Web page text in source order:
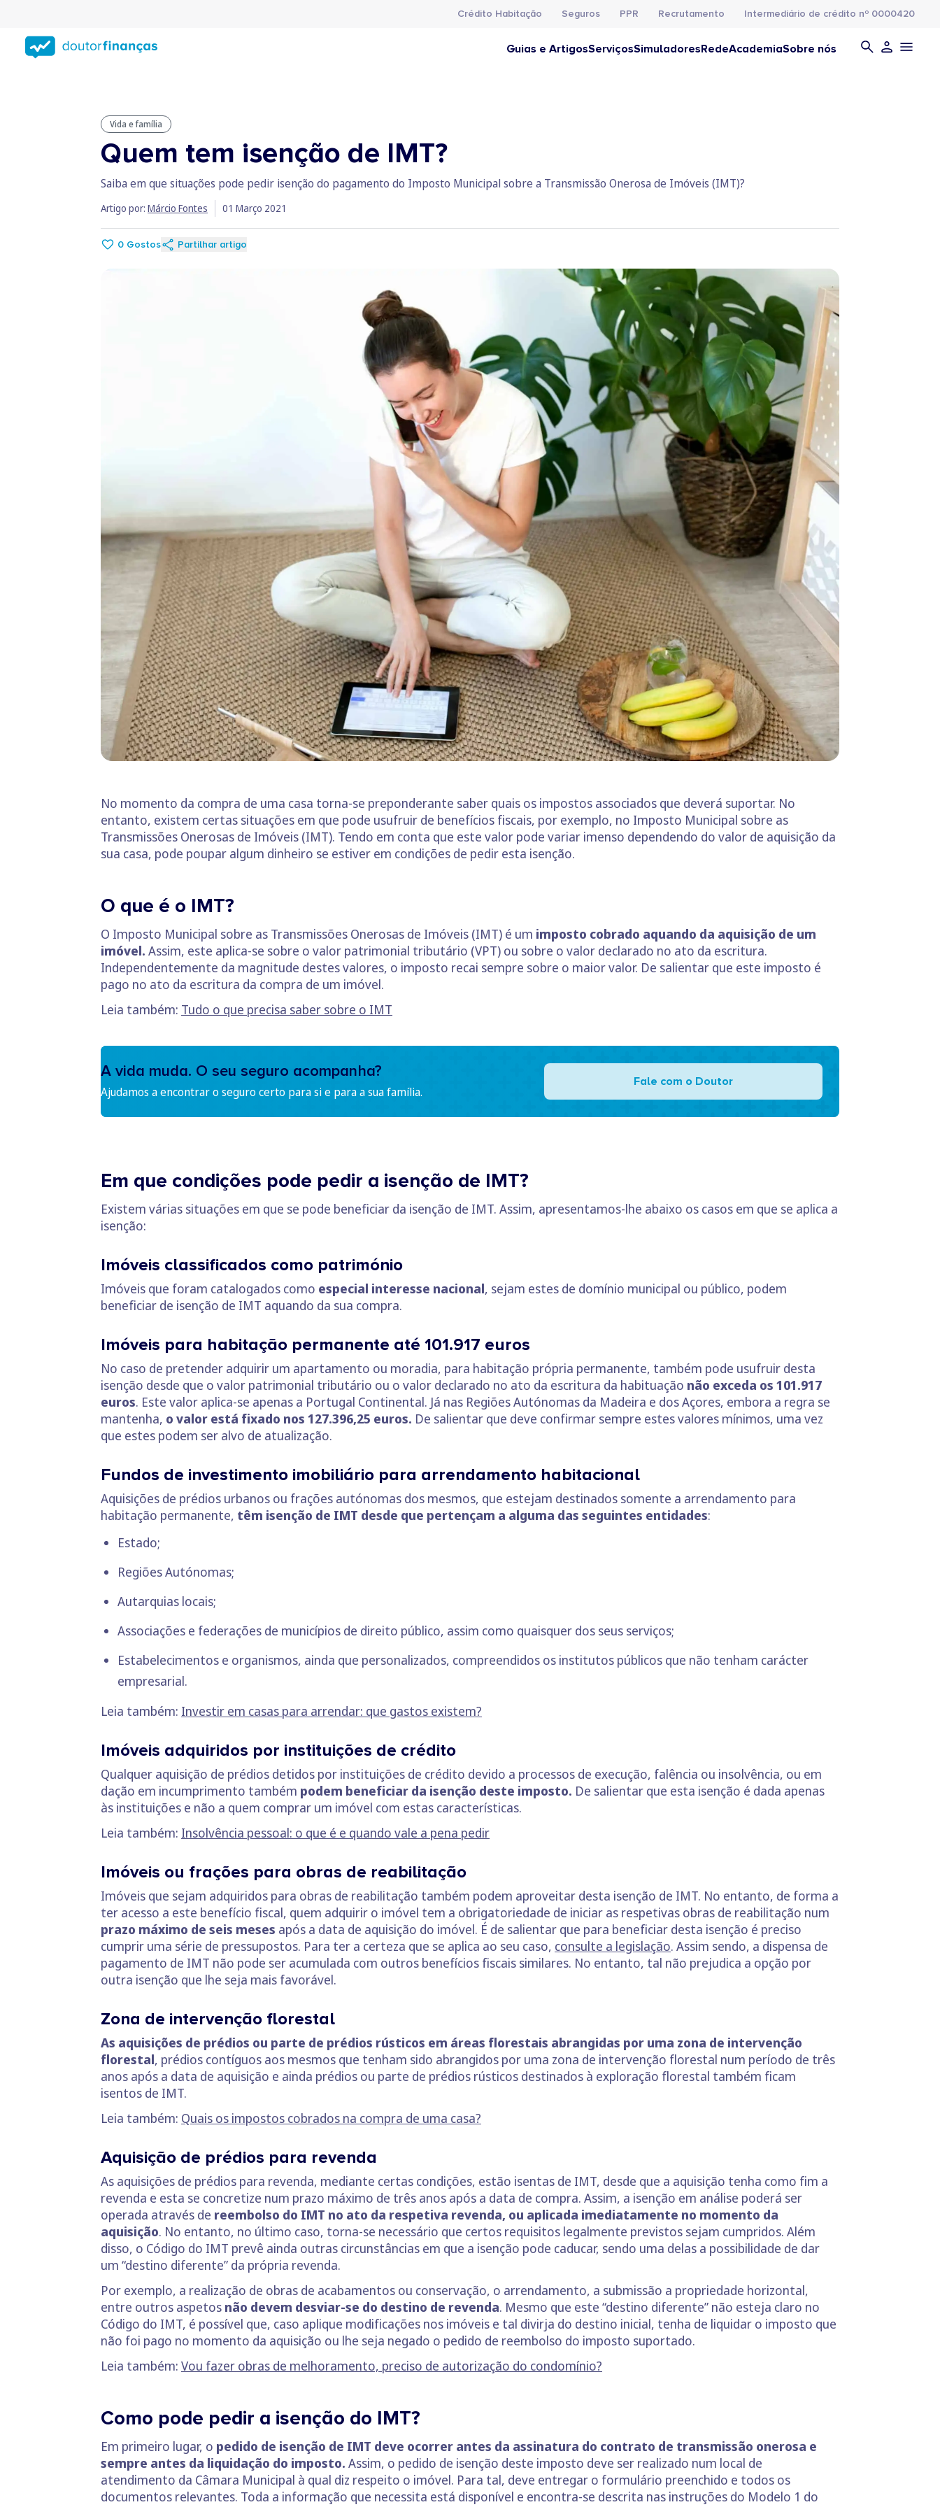
conteúdo
principal
Crédito Habitação Seguros PPR Recrutamento Intermediário de crédito nº 0000420
Guias e ArtigosServiçosSimuladoresRedeAcademiaSobre nós
Vida e família
Quem tem isenção de IMT?
Saiba em que situações pode pedir isenção do pagamento do Imposto Municipal sobre a Transmissão Onerosa de Imóveis (IMT)?
Artigo por: Márcio Fontes 01 Março 2021
0 Gostos Partilhar artigo
No momento da compra de uma casa torna-se preponderante saber quais os impostos associados que deverá suportar. No
entanto, existem certas situações em que pode usufruir de benefícios fiscais, por exemplo, no Imposto Municipal sobre as
Transmissões Onerosas de Imóveis (IMT). Tendo em conta que este valor pode variar imenso dependendo do valor de aquisição da
sua casa, pode poupar algum dinheiro se estiver em condições de pedir esta isenção.
O que é o IMT?
O Imposto Municipal sobre as Transmissões Onerosas de Imóveis (IMT) é um imposto cobrado aquando da aquisição de um
imóvel. Assim, este aplica-se sobre o valor patrimonial tributário (VPT) ou sobre o valor declarado no ato da escritura.
Independentemente da magnitude destes valores, o imposto recai sempre sobre o maior valor. De salientar que este imposto é
pago no ato da escritura da compra de um imóvel.
Leia também: Tudo o que precisa saber sobre o IMT
A vida muda. O seu seguro acompanha?
Ajudamos a encontrar o seguro certo para si e para a sua família.
Fale com o Doutor
Em que condições pode pedir a isenção de IMT?
Existem várias situações em que se pode beneficiar da isenção de IMT. Assim, apresentamos-lhe abaixo os casos em que se aplica a
isenção:
Imóveis classificados como património
Imóveis que foram catalogados como especial interesse nacional, sejam estes de domínio municipal ou público, podem
beneficiar de isenção de IMT aquando da sua compra.
Imóveis para habitação permanente até 101.917 euros
No caso de pretender adquirir um apartamento ou moradia, para habitação própria permanente, também pode usufruir desta
isenção desde que o valor patrimonial tributário ou o valor declarado no ato da escritura da habituação não exceda os 101.917
euros. Este valor aplica-se apenas a Portugal Continental. Já nas Regiões Autónomas da Madeira e dos Açores, embora a regra se
mantenha, o valor está fixado nos 127.396,25 euros. De salientar que deve confirmar sempre estes valores mínimos, uma vez
que estes podem ser alvo de atualização.
Fundos de investimento imobiliário para arrendamento habitacional
Aquisições de prédios urbanos ou frações autónomas dos mesmos, que estejam destinados somente a arrendamento para
habitação permanente, têm isenção de IMT desde que pertençam a alguma das seguintes entidades:
Estado;
Regiões Autónomas;
Autarquias locais;
Associações e federações de municípios de direito público, assim como quaisquer dos seus serviços;
Estabelecimentos e organismos, ainda que personalizados, compreendidos os institutos públicos que não tenham carácter
empresarial.
Leia também: Investir em casas para arrendar: que gastos existem?
Imóveis adquiridos por instituições de crédito
Qualquer aquisição de prédios detidos por instituições de crédito devido a processos de execução, falência ou insolvência, ou em
dação em incumprimento também podem beneficiar da isenção deste imposto. De salientar que esta isenção é dada apenas
às instituições e não a quem comprar um imóvel com estas características.
Leia também: Insolvência pessoal: o que é e quando vale a pena pedir
Imóveis ou frações para obras de reabilitação
Imóveis que sejam adquiridos para obras de reabilitação também podem aproveitar desta isenção de IMT. No entanto, de forma a
ter acesso a este benefício fiscal, quem adquirir o imóvel tem a obrigatoriedade de iniciar as respetivas obras de reabilitação num
prazo máximo de seis meses após a data de aquisição do imóvel. É de salientar que para beneficiar desta isenção é preciso
cumprir uma série de pressupostos. Para ter a certeza que se aplica ao seu caso, consulte a legislação. Assim sendo, a dispensa de
pagamento de IMT não pode ser acumulada com outros benefícios fiscais similares. No entanto, tal não prejudica a opção por
outra isenção que lhe seja mais favorável.
Zona de intervenção florestal
As aquisições de prédios ou parte de prédios rústicos em áreas florestais abrangidas por uma zona de intervenção
florestal, prédios contíguos aos mesmos que tenham sido abrangidos por uma zona de intervenção florestal num período de três
anos após a data de aquisição e ainda prédios ou parte de prédios rústicos destinados à exploração florestal também ficam
isentos de IMT.
Leia também: Quais os impostos cobrados na compra de uma casa?
Aquisição de prédios para revenda
As aquisições de prédios para revenda, mediante certas condições, estão isentas de IMT, desde que a aquisição tenha como fim a
revenda e esta se concretize num prazo máximo de três anos após a data de compra. Assim, a isenção em análise poderá ser
operada através de reembolso do IMT no ato da respetiva revenda, ou aplicada imediatamente no momento da
aquisição. No entanto, no último caso, torna-se necessário que certos requisitos legalmente previstos sejam cumpridos. Além
disso, o Código do IMT prevê ainda outras circunstâncias em que a isenção pode caducar, sendo uma delas a possibilidade de dar
um “destino diferente” da própria revenda.
Por exemplo, a realização de obras de acabamentos ou conservação, o arrendamento, a submissão a propriedade horizontal,
entre outros aspetos não devem desviar-se do destino de revenda. Mesmo que este “destino diferente” não esteja claro no
Código do IMT, é possível que, caso aplique modificações nos imóveis e tal divirja do destino inicial, tenha de liquidar o imposto que
não foi pago no momento da aquisição ou lhe seja negado o pedido de reembolso do imposto suportado.
Leia também: Vou fazer obras de melhoramento, preciso de autorização do condomínio?
Como pode pedir a isenção do IMT?
Em primeiro lugar, o pedido de isenção de IMT deve ocorrer antes da assinatura do contrato de transmissão onerosa e
sempre antes da liquidação do imposto. Assim, o pedido de isenção deste imposto deve ser realizado num local de
atendimento da Câmara Municipal à qual diz respeito o imóvel. Para tal, deve entregar o formulário preenchido e todos os
documentos relevantes. Toda a informação que necessita está disponível e encontra-se descrita nas instruções do Modelo 1 do